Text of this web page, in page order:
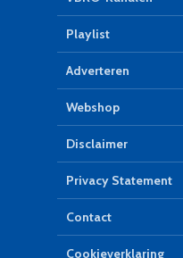
Playlist
Adverteren
Webshop
Disclaimer
Privacy Statement
Contact
Cookieverklaring